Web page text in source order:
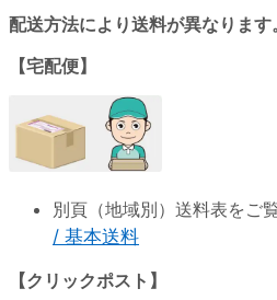
配送方法により送料が異なります。
【宅配便】
別頁（地域別）送料表をご
/ 基本送料
【クリックポスト】